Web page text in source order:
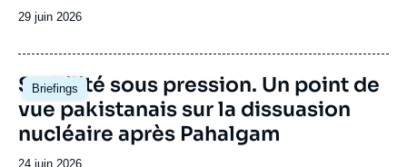
Date
publication
29 juin 2026
Briefings
Image
principale
Stabilité sous pression. Un point de
vue pakistanais sur la dissuasion
nucléaire après Pahalgam
Date
24 juin 2026